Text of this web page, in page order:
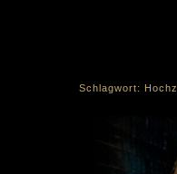
Schlagwort: